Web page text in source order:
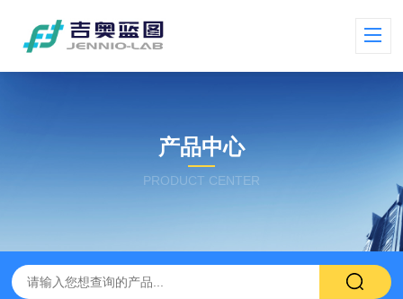
产品中心
PRODUCT CENTER